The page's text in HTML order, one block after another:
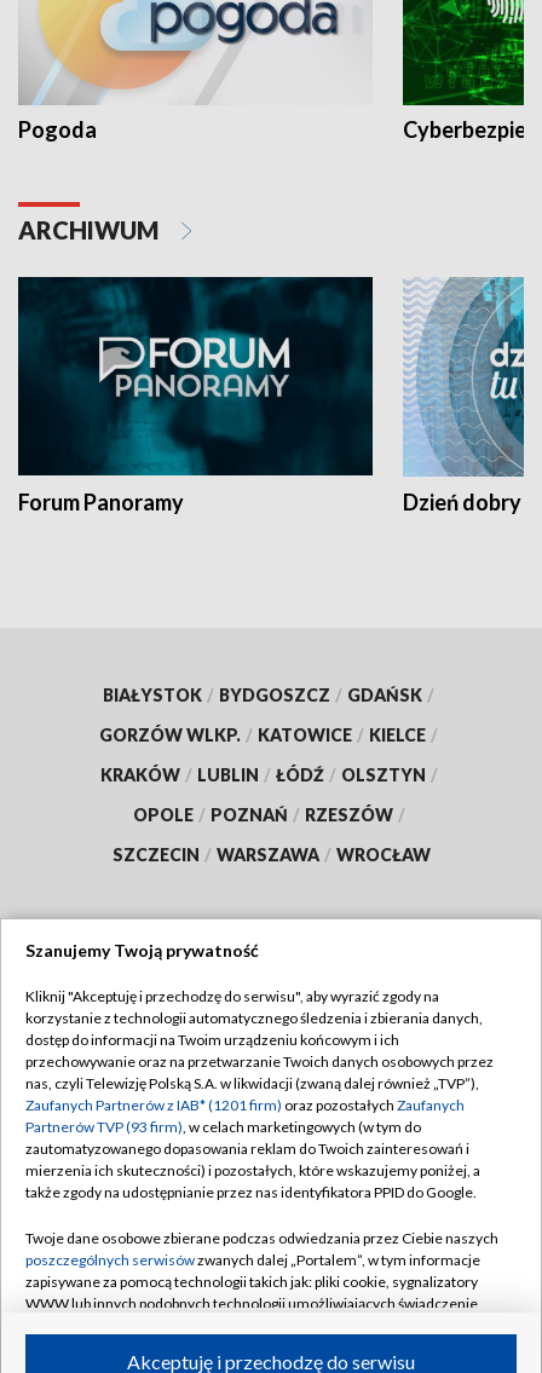
Pogoda
ARCHIWUM
Forum Panoramy Dzień dobry
BIAŁYSTOK / BYDGOSZCZ / GDAŃSK /
GORZÓW WLKP. / KATOWICE / KIELCE /
KRAKÓW / LUBLIN / ŁÓDŹ / OLSZTYN /
OPOLE / POZNAŃ / RZESZÓW /
SZCZECIN / WARSZAWA / WROCŁAW
TVP
Abonament TVP
Emisja w TVP
Centrum informacji TVP
Naziemna Telewizja Cyfrowa
Rada Programowa
System NOS
Informacje o nadawcy
Regulamin TVP
Polityka prywatności
Moje zgody
Pomoc
Kontakt
Kanały
Szanujemy Twoją prywatność
Kliknij "Akceptuję i przechodzę do serwisu", aby wyrazić zgody na
korzystanie z technologii automatycznego śledzenia i zbierania danych,
dostęp do informacji na Twoim urządzeniu końcowym i ich
przechowywanie oraz na przetwarzanie Twoich danych osobowych przez
nas, czyli Telewizję Polską S.A. w likwidacji (zwaną dalej również „TVP”),
Zaufanych Partnerów z IAB* (1201 firm) oraz pozostałych Zaufanych
Partnerów TVP (93 firm), w celach marketingowych (w tym do
zautomatyzowanego dopasowania reklam do Twoich zainteresowań i
mierzenia ich skuteczności) i pozostałych, które wskazujemy poniżej, a
także zgody na udostępnianie przez nas identyfikatora PPID do Google.
Twoje dane osobowe zbierane podczas odwiedzania przez Ciebie naszych
poszczególnych serwisówzwanych dalej „Portalem”, w tym informacje
zapisywane za pomocą technologii takich jak: pliki cookie, sygnalizatory
WWW lub innych podobnych technologii umożliwiających świadczenie
ruchu w Internecie.Akceptuję i przechodzę do serwisu